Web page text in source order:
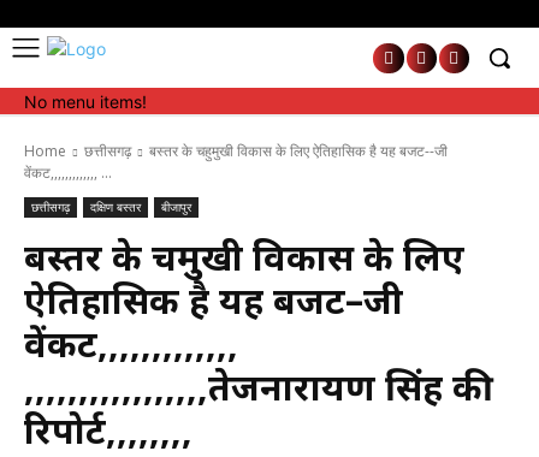
No menu items!
Home छत्तीसगढ़
बस्तर के चहुमुखी विकास के लिए ऐतिहासिक है यह बजट--जी
वेंकट,,,,,,,,,,,,, ...
छत्तीसगढ़ दक्षिण बस्तर बीजापुर
बस्तर के चहुमुखी विकास के लिए
ऐतिहासिक है यह बजट–जी
वेंकट,,,,,,,,,,,,,
,,,,,,,,,,,,,,,,,तेजनारायण सिंह की
रिपोर्ट,,,,,,,,